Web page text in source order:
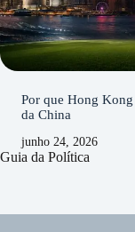
Por que Hong Kong
da China
junho 24, 2026
Guia da Política